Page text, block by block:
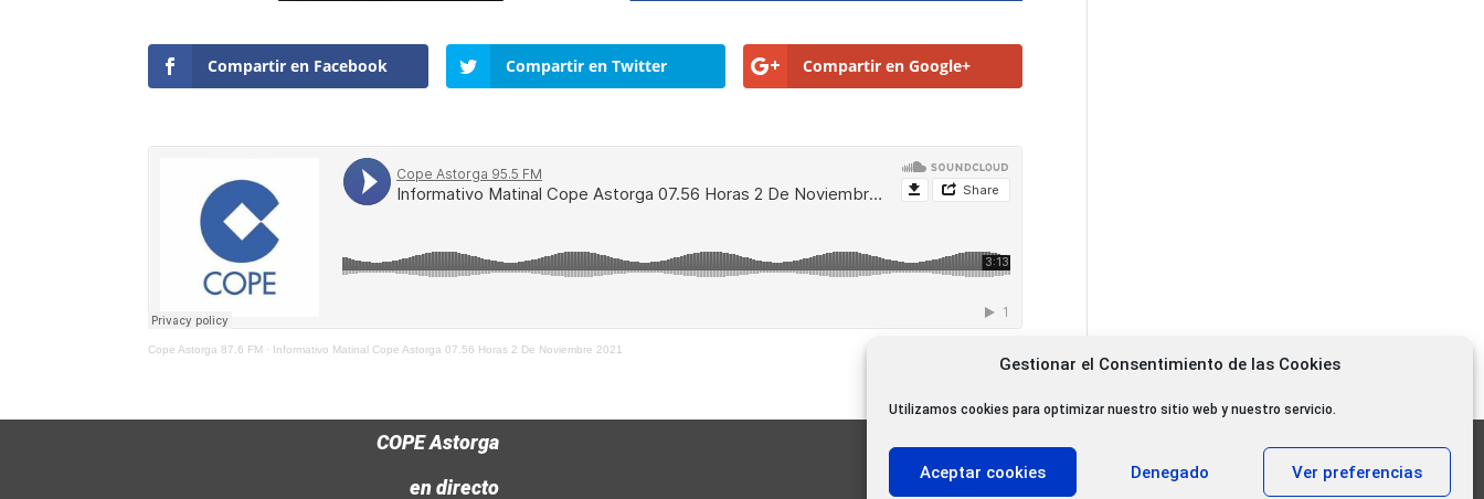
Gestionar el Consentimiento de las Cookies
Utilizamos cookies para optimizar nuestro sitio web y nuestro servicio.
Aceptar cookies Denegado Ver preferencias
Compartir en Facebook Compartir en Twitter Compartir en Google+
Cope Astorga 87.6 FM · Informativo Matinal Cope Astorga 07.56 Horas 2 De Noviembre 2021
COPE Astorga
en directo
11.000 oyentes diarios
11.000 Gracias